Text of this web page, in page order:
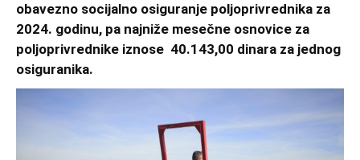
obavezno socijalno osiguranje poljoprivrednika za
2024. godinu, pa najniže mesečne osnovice za
poljoprivrednike iznose 40.143,00 dinara za jednog
osiguranika.